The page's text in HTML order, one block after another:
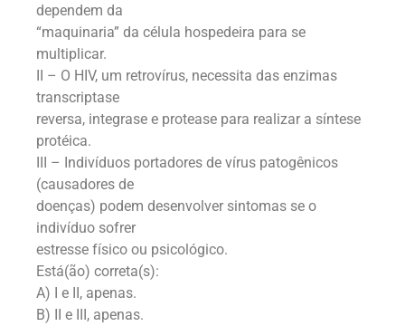
dependem da
“maquinaria” da célula hospedeira para se
multiplicar.
II – O HIV, um retrovírus, necessita das enzimas
transcriptase
reversa, integrase e protease para realizar a síntese
protéica.
III – Indivíduos portadores de vírus patogênicos
(causadores de
doenças) podem desenvolver sintomas se o
indivíduo sofrer
estresse físico ou psicológico.
Está(ão) correta(s):
A) I e II, apenas.
B) II e III, apenas.